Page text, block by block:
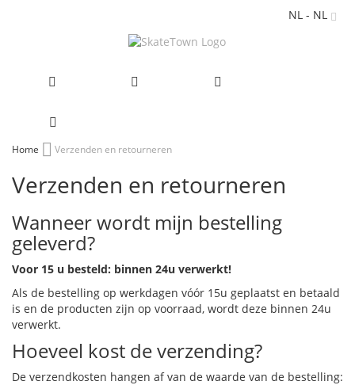
NL - NL
Ga
de
inhoud
Home Verzenden en retourneren
Verzenden en retourneren
Wanneer wordt mijn bestelling
geleverd?
Voor 15 u besteld: binnen 24u verwerkt!
Als de bestelling op werkdagen vóór 15u geplaatst en betaald
is en de producten zijn op voorraad, wordt deze binnen 24u
verwerkt.
Hoeveel kost de verzending?
De verzendkosten hangen af van de waarde van de bestelling: